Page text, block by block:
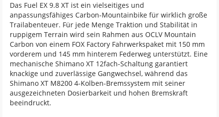
Das Fuel EX 9.8 XT ist ein vielseitiges und
anpassungsfähiges Carbon-Mountainbike für wirklich große
Trailabenteuer. Für jede Menge Traktion und Stabilität in
ruppigem Terrain wird sein Rahmen aus OCLV Mountain
Carbon von einem FOX Factory Fahrwerkspaket mit 150 mm
vorderem und 145 mm hinterem Federweg unterstützt. Eine
mechanische Shimano XT 12fach-Schaltung garantiert
knackige und zuverlässige Gangwechsel, während das
Shimano XT M8200 4-Kolben-Bremssystem mit seiner
ausgezeichneten Dosierbarkeit und hohen Bremskraft
beeindruckt.